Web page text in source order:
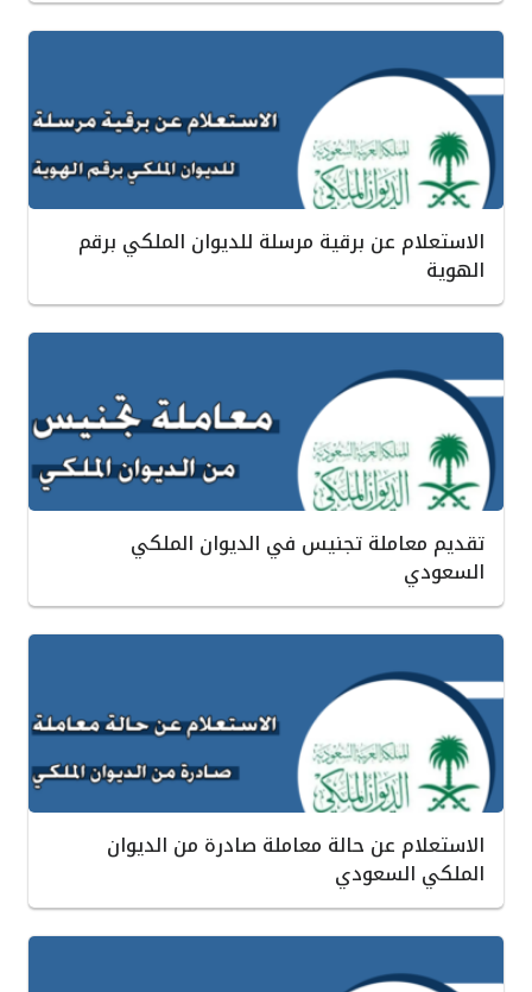
الاستعلام عن برقية مرسلة للديوان الملكي برقم
الهوية
تقديم معاملة تجنيس في الديوان الملكي
السعودي
الاستعلام عن حالة معاملة صادرة من الديوان
الملكي السعودي